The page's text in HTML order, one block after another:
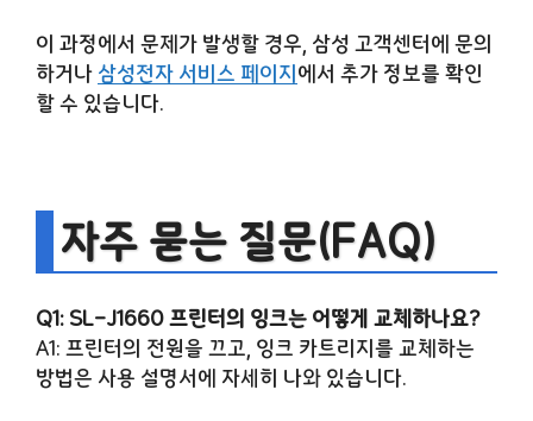
이 과정에서 문제가 발생할 경우, 삼성 고객센터에 문의
하거나 삼성전자 서비스 페이지에서 추가 정보를 확인
할 수 있습니다.
자주 묻는 질문(FAQ)
Q1: SL-J1660 프린터의 잉크는 어떻게 교체하나요?
A1: 프린터의 전원을 끄고, 잉크 카트리지를 교체하는
방법은 사용 설명서에 자세히 나와 있습니다.